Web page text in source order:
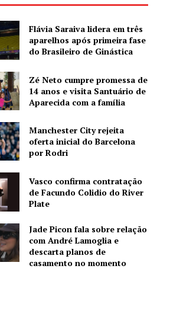
Flávia Saraiva lidera em três
aparelhos após primeira fase
do Brasileiro de Ginástica
Zé Neto cumpre promessa de
14 anos e visita Santuário de
Aparecida com a família
Manchester City rejeita
oferta inicial do Barcelona
por Rodri
Vasco confirma contratação
de Facundo Colidio do River
Plate
Jade Picon fala sobre relação
com André Lamoglia e
descarta planos de
casamento no momento